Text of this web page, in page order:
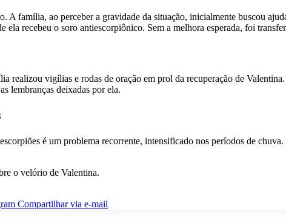
A família, ao perceber a gravidade da situação, inicialmente buscou
ela recebeu o soro antiescorpiônico. Sem a melhora esperada, foi
realizou vigílias e rodas de oração em prol da recuperação de
lembranças deixadas por ela.
é um problema recorrente, intensificado nos períodos de
o velório de Valentina.
Compartilhar via e-mail